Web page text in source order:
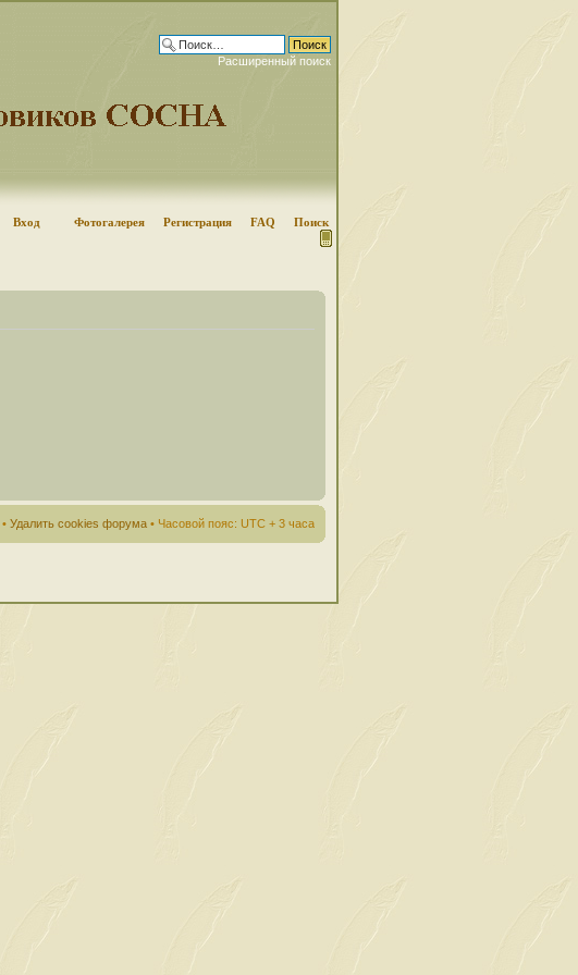
Расширенный поиск
Вход Фотогалерея Регистрация FAQ Поиск
• Удалить cookies форума • Часовой пояс: UTC + 3 часа